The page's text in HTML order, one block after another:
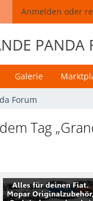
Anmelden oder
PANDA
Galerie
Forum
Tag